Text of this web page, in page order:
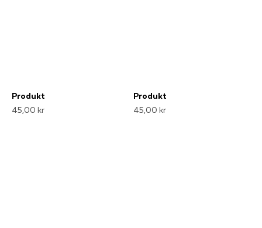
Produkt
45,00 kr
Produkt
45,00 kr